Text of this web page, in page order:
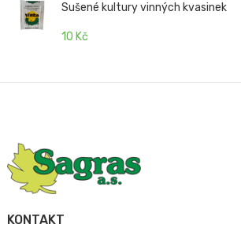
Sušené kultury vinných kvasinek
10 Kč
KONTAKT